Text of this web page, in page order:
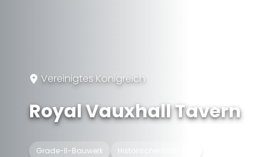
Vereinigtes Königreich
Royal Vauxhall Tavern
Grade-II-Bauwerk
Historischer LGBT-Ort